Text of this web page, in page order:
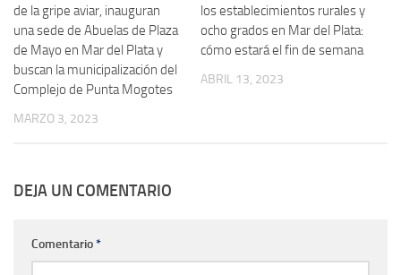
de la gripe aviar, inauguran
una sede de Abuelas de Plaza
de Mayo en Mar del Plata y
buscan la municipalización del
Complejo de Punta Mogotes
MARZO 3, 2023
los establecimientos rurales y
ocho grados en Mar del Plata:
cómo estará el fin de semana
ABRIL 13, 2023
DEJA UN COMENTARIO
Comentario*